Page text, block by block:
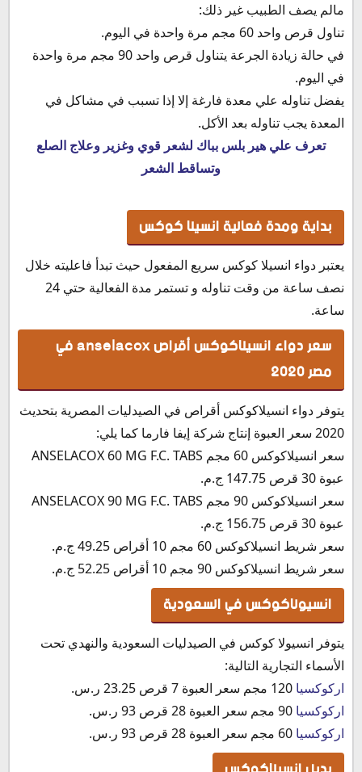
مالم يصف الطبيب غير ذلك:
تناول قرص واحد 60 مجم مرة واحدة في اليوم.
في حالة زيادة الجرعة يتناول قرص واحد 90 مجم مرة واحدة
في اليوم.
يفضل تناوله علي معدة فارغة إلا إذا تسبب في مشاكل في
المعدة يجب تناوله بعد الأكل.
تعرف علي هير بلس بباك لشعر قوي وغزير وعلاج الصلع
وتساقط الشعر
بداية ومدة فعالية انسيلا كوكس
يعتبر دواء انسيلا كوكس سريع المفعول حيث تبدأ فاعليته خلال
نصف ساعة من وقت تناوله و تستمر مدة الفعالية حتي 24
ساعة.
سعر دواء انسيلاكوكس أقراص anselacox في
مصر 2020
يتوفر دواء انسيلاكوكس أقراص في الصيدليات المصرية بتحديث
2020 سعر العبوة إنتاج شركة إيفا فارما كما يلي:
سعر انسيلاكوكس 60 مجم ANSELACOX 60 MG F.C. TABS
عبوة 30 قرص 147.75 ج.م.
سعر انسيلاكوكس 90 مجم ANSELACOX 90 MG F.C. TABS
عبوة 30 قرص 156.75 ج.م.
سعر شريط انسيلاكوكس 60 مجم 10 أقراص 49.25 ج.م.
سعر شريط انسيلاكوكس 90 مجم 10 أقراص 52.25 ج.م.
انسيولاكوكس في السعودية
يتوفر انسيولا كوكس في الصيدليات السعودية والنهدي تحت
الأسماء التجارية التالية:
اركوكسيا
اركوكسيا
اركوكسيا